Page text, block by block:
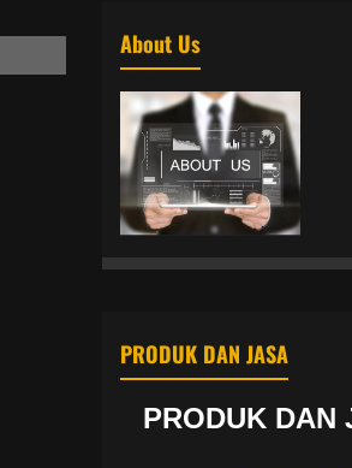
About Us
PRODUK DAN JASA
PRODUK DAN